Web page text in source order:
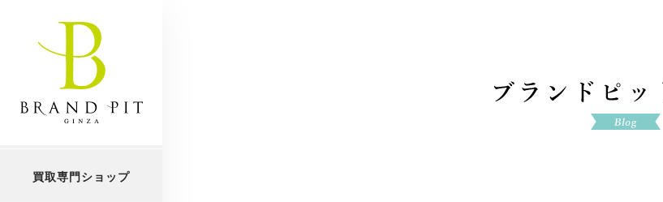
買取専門ショップ